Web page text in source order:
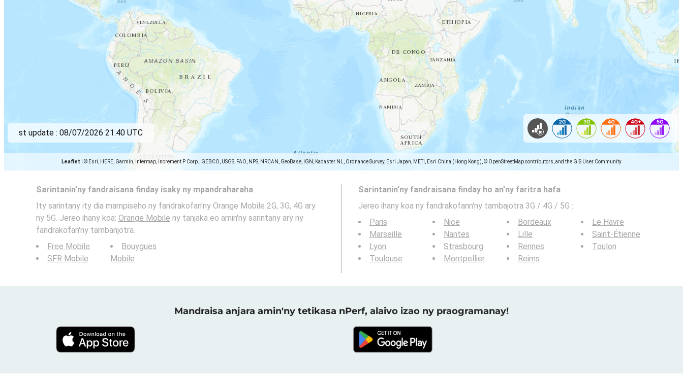
Leaflet © Esri, HERE, Garmin, Intermap, increment P Corp., GEBCO, USGS, FAO, NPS, NRCAN, GeoBase, IGN, Kadaster NL, Ordnance Survey, Esri Japan, METI, Esri China (Hong Kong), © OpenStreetMap contributors, and the GIS User Community
st update : 08/07/2026 21:40 UTC
Sarintanin’ny fandraisana finday isaky ny mpandraharaha
Ity sarintany ity dia mampiseho ny fandrakofan'ny Orange Mobile 2G, 3G, 4G ary
ny 5G. Jereo ihany koa: Orange Mobile ny tanjaka eo amin'ny sarintany ary ny
fandrakofan'ny tambanjotra.
Free Mobile
SFR Mobile
Bouygues
Mobile
Sarintanin’ny fandraisana finday ho an’ny faritra hafa
Jereo ihany koa ny fandrakofann'ny tambajotra 3G / 4G / 5G :
Paris
Marseille
Lyon
Toulouse
Nice
Nantes
Strasbourg
Montpellier
Bordeaux
Lille
Rennes
Reims
Le Havre
Saint-Étienne
Toulon
Mandraisa anjara amin'ny tetikasa nPerf, alaivo izao ny praogramanay!